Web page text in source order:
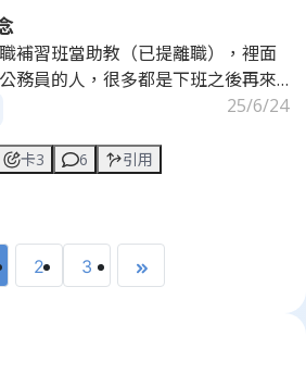
臭臉。補習班發的小物對他們拿取
響，像是一路走來都手插口袋，前
家補習班發的DM，但當你手上拿的
，對方就有很大的機會會收下！
補習班當助教（已提離職），裡面
務員的人，很多都是下班之後再來
每次看到他們下班還要趕來補習，
行政庶務、幫忙點名之類的，整體
面。很多時候都已經下班了，還一
真的超級討厭下班後還要被工作綁
管那種處事方式就讓我完全無法待
25/6/24
卡3 6 引用
2 3